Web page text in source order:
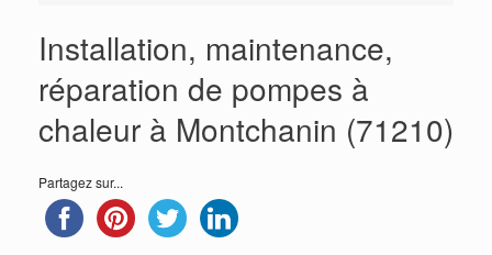
Installation, maintenance,
réparation de pompes à
chaleur à Montchanin (71210)
Partagez sur...